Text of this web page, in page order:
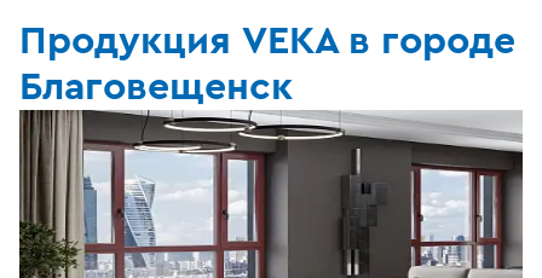
Продукция VEKA в городе
Благовещенск